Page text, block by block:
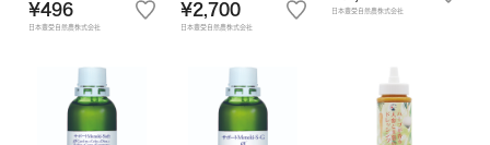
¥496
日本豊受自然農株式会社
¥2,700
日本豊受自然農株式会社
日本豊受自然農株式会社